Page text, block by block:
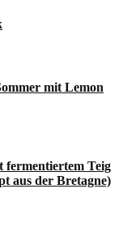
mit Lemon
fermentiertem Teig
aus der Bretagne)